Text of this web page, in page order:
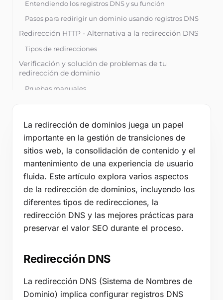
Blog
Entendiendo los registros DNS y su función
Pasos para redirigir un dominio usando registros DNS
Redirección HTTP - Alternativa a la redirección DNS
Tipos de redirecciones
Verificación y solución de problemas de tu
redirección de dominio
Pruebas manuales
Consideraciones de SEO y mejores prácticas
Impacto en el SEO
Mejores prácticas para el mantenimiento del SEO
Preguntas frecuentes
¿Cuánto tarda la redirección DNS en propagarse?
¿Puedo redirigir un dominio usando DNS sin cambiar
la URL en el navegador?
¿Cuál es la diferencia entre una redirección 301 y un
Monitoreo de dominios
Herramientas de monitoreo de caducidad
La redirección de dominios juega un papel
importante en la gestión de transiciones de
sitios web, la consolidación de contenido y el
mantenimiento de una experiencia de usuario
fluida. Este artículo explora varios aspectos
de la redirección de dominios, incluyendo los
diferentes tipos de redirecciones, la
redirección DNS y las mejores prácticas para
preservar el valor SEO durante el proceso.
Redirección DNS
La redirección DNS (Sistema de Nombres de
Dominio) implica configurar registros DNS